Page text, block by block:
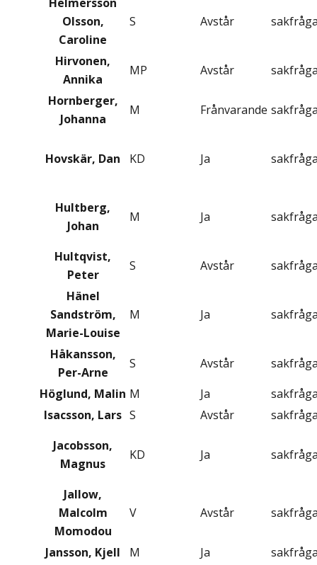
Olsson,
Caroline
S Avstår
Hirvonen,
Annika
MP Avstår
Hornberger,
Johanna
M Frånvarande
Hovskär, Dan KD Ja
Hultberg,
Johan
M Ja
Hultqvist,
Peter
S Avstår
Hänel
Sandström,
Marie-Louise
M Ja
Håkansson,
Per-Arne
S Avstår
Höglund, Malin M Ja
Isacsson, Lars S Avstår
Jacobsson,
Magnus
KD Ja
Jallow,
Malcolm
Momodou
V Avstår
Jansson, Kjell M Ja